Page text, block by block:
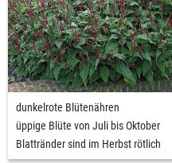
dunkelrote Blütenähren
üppige Blüte von Juli bis Oktober
Blattränder sind im Herbst rötlich